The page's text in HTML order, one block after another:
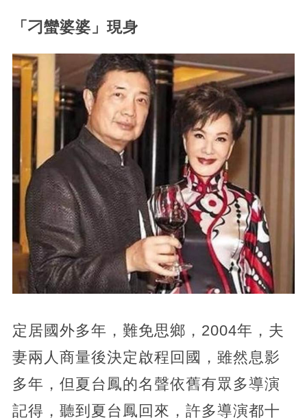
「刁蠻婆婆」現身
定居國外多年，難免思鄉，2004年，夫
妻兩人商量後決定啟程回國，雖然息影
多年，但夏台鳳的名聲依舊有眾多導演
記得，聽到夏台鳳回來，許多導演都十